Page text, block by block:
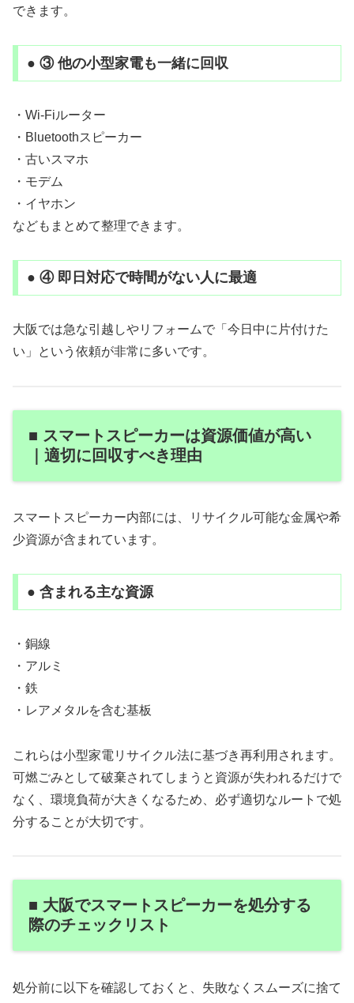
できます。
● ③ 他の小型家電も一緒に回収
・Wi-Fiルーター
・Bluetoothスピーカー
・古いスマホ
・モデム
・イヤホン
などもまとめて整理できます。
● ④ 即日対応で時間がない人に最適
大阪では急な引越しやリフォームで「今日中に片付けた
い」という依頼が非常に多いです。
■ スマートスピーカーは資源価値が高い
｜適切に回収すべき理由
スマートスピーカー内部には、リサイクル可能な金属や希
少資源が含まれています。
● 含まれる主な資源
・銅線
・アルミ
・鉄
・レアメタルを含む基板
これらは小型家電リサイクル法に基づき再利用されます。
可燃ごみとして破棄されてしまうと資源が失われるだけで
なく、環境負荷が大きくなるため、必ず適切なルートで処
分することが大切です。
■ 大阪でスマートスピーカーを処分する
際のチェックリスト
処分前に以下を確認しておくと、失敗なくスムーズに捨て